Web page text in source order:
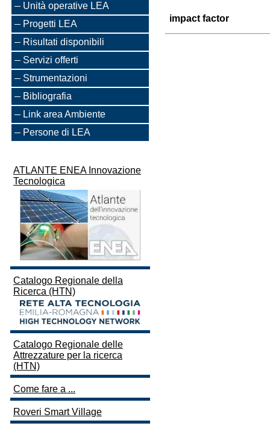
Unità operative LEA
Progetti LEA
Risultati disponibili
Servizi offerti
Strumentazioni
Bibliografia
Link area Ambiente
Persone di LEA
ATLANTE ENEA Innovazione
Tecnologica
Catalogo Regionale della
Ricerca (HTN)
Catalogo Regionale delle
Attrezzature per la ricerca
(HTN)
Come fare a ...
Roveri Smart Village
impact factor